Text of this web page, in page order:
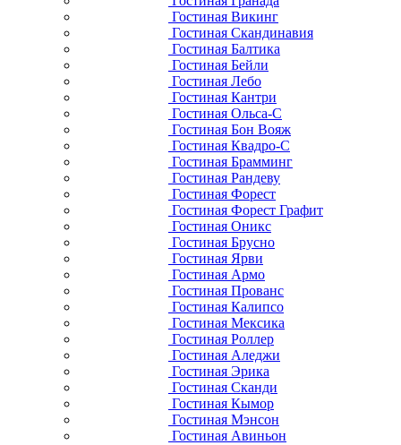
Гостиная Викинг
Гостиная Скандинавия
Гостиная Балтика
Гостиная Бейли
Гостиная Лебо
Гостиная Кантри
Гостиная Ольса-С
Гостиная Бон Вояж
Гостиная Квадро-С
Гостиная Брамминг
Гостиная Рандеву
Гостиная Форест
Гостиная Форест Графит
Гостиная Оникс
Гостиная Брусно
Гостиная Ярви
Гостиная Армо
Гостиная Прованс
Гостиная Калипсо
Гостиная Мексика
Гостиная Роллер
Гостиная Аледжи
Гостиная Эрика
Гостиная Сканди
Гостиная Кымор
Гостиная Мэнсон
Гостиная Авиньон